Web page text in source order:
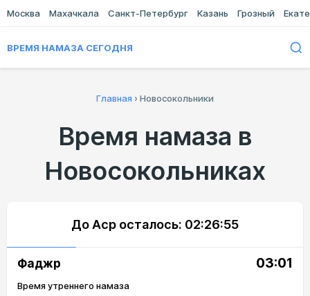
Москва Махачкала Санкт-Петербург Казань Грозный
ВРЕМЯ НАМАЗА СЕГОДНЯ
Главная › Новосокольники
Время намаза в
Новосокольниках
До Аср осталось: 02:26:55
Фаджр 03:01
Время утреннего намаза